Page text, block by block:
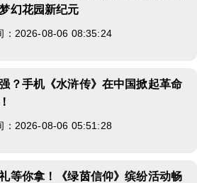
幻花园新纪元
：2026-08-06 08:35:24
？手机《水浒传》在中国掀起革命
：2026-08-06 05:51:28
等你拿！《绿茵信仰》缤纷活动畅